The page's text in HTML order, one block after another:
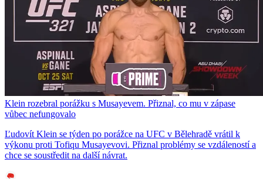
Klein rozebral porážku s Musayevem. Přiznal, co mu v zápase
vůbec nefungovalo
Ľudovít Klein se týden po porážce na UFC v Bělehradě vrátil k
výkonu proti Tofiqu Musayevovi. Přiznal problémy se vzdáleností a
chce se soustředit na další návrat.